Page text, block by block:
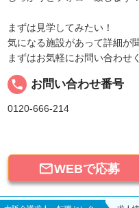
まずは見学してみたい！
気になる施設があって詳細が
まずはお気軽にお問い合わせ
local_phone お問い合わせ番号
0120-666-214
WEBで応募